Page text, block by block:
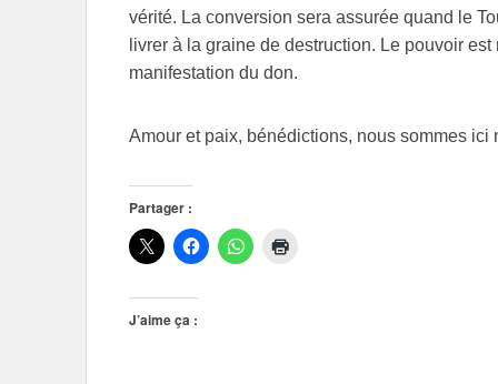
vérité. La conversion sera assurée quand le
livrer à la graine de destruction. Le pouvoir
manifestation du don.
Amour et paix, bénédictions, nous sommes ici
Partager :
J’aime ça :